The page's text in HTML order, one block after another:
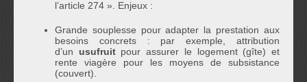
l’article 274 ». Enjeux :
Grande souplesse pour adapter la prestation aux
besoins concrets : par exemple, attribution
d’un usufruitpour assurer le logement (gîte) et
rente viagère pour les moyens de subsistance
(couvert).